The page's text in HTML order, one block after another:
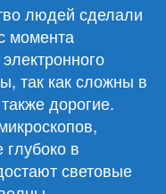
людей сделали
момента
так как сложны в
дорогие.
в
световые